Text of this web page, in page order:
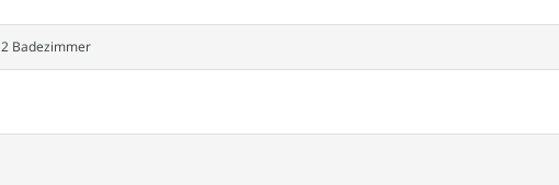
2 Badezimmer